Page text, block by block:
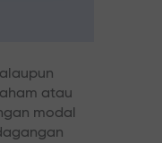
atau
modal